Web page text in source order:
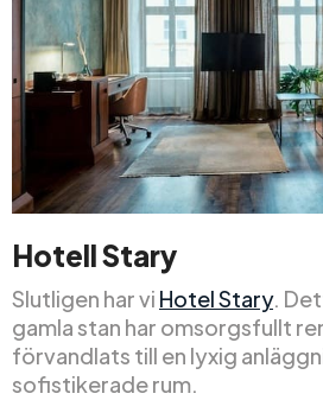
Hotell Stary
Slutligen har vi Hotel Stary.
gamla stan har omsorgsfullt
förvandlats till en lyxig
sofistikerade rum.